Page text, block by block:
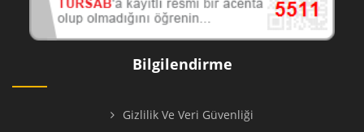
Bilgilendirme
Gizlilik Ve Veri Güvenliği